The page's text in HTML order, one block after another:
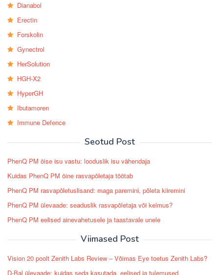
Dianabol
Erectin
Forskolin
Gynectrol
HerSolution
HGH-X2
HyperGH
Ibutamoren
Immune Defence
Seotud Post
PhenQ PM öise isu vastu: looduslik isu vähendaja
Kuidas PhenQ PM öine rasvapõletaja töötab
PhenQ PM rasvapõletuslisand: maga paremini, põleta kiiremini
PhenQ PM ülevaade: seaduslik rasvapõletaja või kelmus?
PhenQ PM eelised ainevahetusele ja taastavale unele
Viimased Post
Vision 20 poolt Zenith Labs Review – Võimas Eye toetus Zenith Labs?
D-Bal ülevaade: kuidas seda kasutada, eelised ja tulemused